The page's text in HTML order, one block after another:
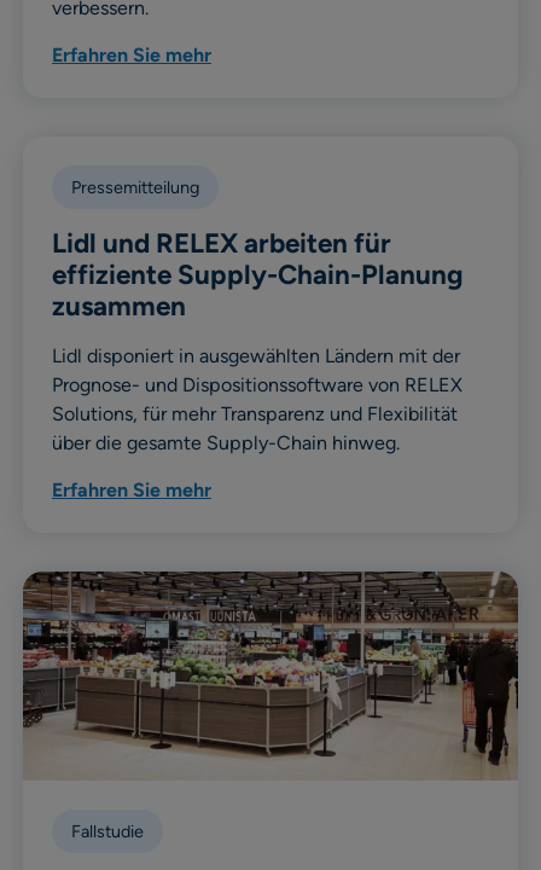
verbessern.
Erfahren Sie mehr
Pressemitteilung
Lidl und RELEX arbeiten für
effiziente Supply-Chain-Planung
zusammen
Lidl disponiert in ausgewählten Ländern mit der
Prognose- und Dispositionssoftware von RELEX
Solutions, für mehr Transparenz und Flexibilität
über die gesamte Supply-Chain hinweg.
Erfahren Sie mehr
Fallstudie